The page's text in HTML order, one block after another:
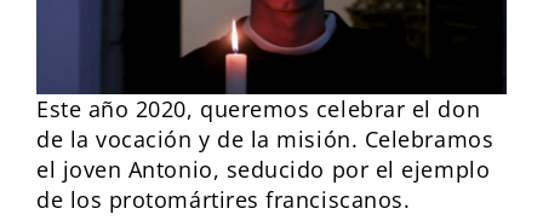
Este año 2020, queremos celebrar el don
de la vocación y de la misión. Celebramos
el joven Antonio, seducido por el ejemplo
de los protomártires franciscanos.